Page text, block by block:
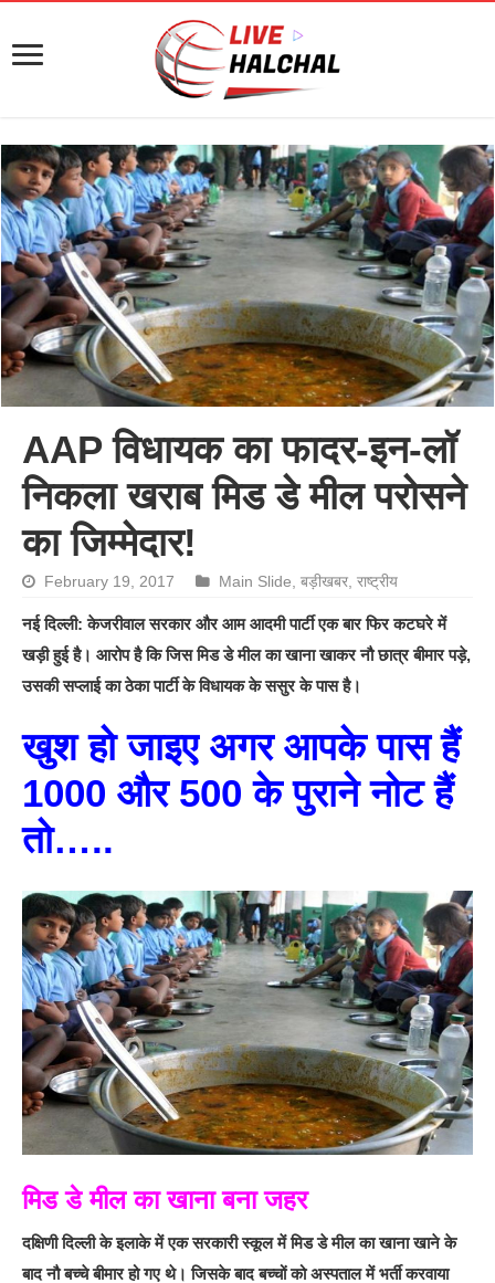
AAP विधायक का फादर-इन-लॉ
निकला खराब मिड डे मील परोसने
का जिम्मेदार!
February 19, 2017 Main Slide,बड़ीखबर,राष्ट्रीय
नई दिल्ली: केजरीवाल सरकार और आम आदमी पार्टी एक बार फिर कटघरे में
खड़ी हुई है। आरोप है कि जिस मिड डे मील का खाना खाकर नौ छात्र बीमार पड़े,
उसकी सप्लाई का ठेका पार्टी के विधायक के ससुर के पास है।
खुश हो जाइए अगर आपके पास हैं
1000 और 500 के पुराने नोट हैं
तो…..
मिड डे मील का खाना बना जहर
दक्षिणी दिल्ली के इलाके में एक सरकारी स्कूल में मिड डे मील का खाना खाने के
बाद नौ बच्चे बीमार हो गए थे। जिसके बाद बच्चों को अस्पताल में भर्ती करवाया